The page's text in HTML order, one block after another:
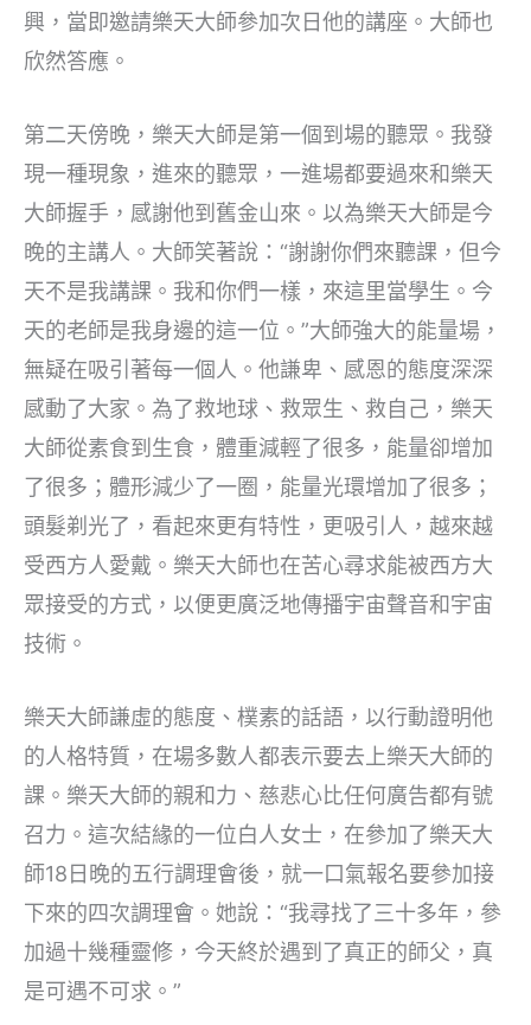
興，當即邀請樂天大師參加次日他的講座。大師也
欣然答應。
第二天傍晚，樂天大師是第一個到場的聽眾。我發
現一種現象，進來的聽眾，一進場都要過來和樂天
大師握手，感謝他到舊金山來。以為樂天大師是今
晚的主講人。大師笑著說：“謝謝你們來聽課，但今
天不是我講課。我和你們一樣，來這里當學生。今
天的老師是我身邊的這一位。”大師強大的能量場，
無疑在吸引著每一個人。他謙卑、感恩的態度深深
感動了大家。為了救地球、救眾生、救自己，樂天
大師從素食到生食，體重減輕了很多，能量卻增加
了很多；體形減少了一圈，能量光環增加了很多；
頭髮剃光了，看起來更有特性，更吸引人，越來越
受西方人愛戴。樂天大師也在苦心尋求能被西方大
眾接受的方式，以便更廣泛地傳播宇宙聲音和宇宙
技術。
樂天大師謙虛的態度、樸素的話語，以行動證明他
的人格特質，在場多數人都表示要去上樂天大師的
課。樂天大師的親和力、慈悲心比任何廣告都有號
召力。這次結緣的一位白人女士，在參加了樂天大
師18日晚的五行調理會後，就一口氣報名要參加接
下來的四次調理會。她說：“我尋找了三十多年，參
加過十幾種靈修，今天終於遇到了真正的師父，真
是可遇不可求。”